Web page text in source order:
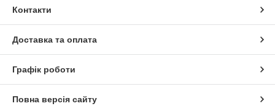
Контакти
Доставка та оплата
Графік роботи
Повна версія сайту